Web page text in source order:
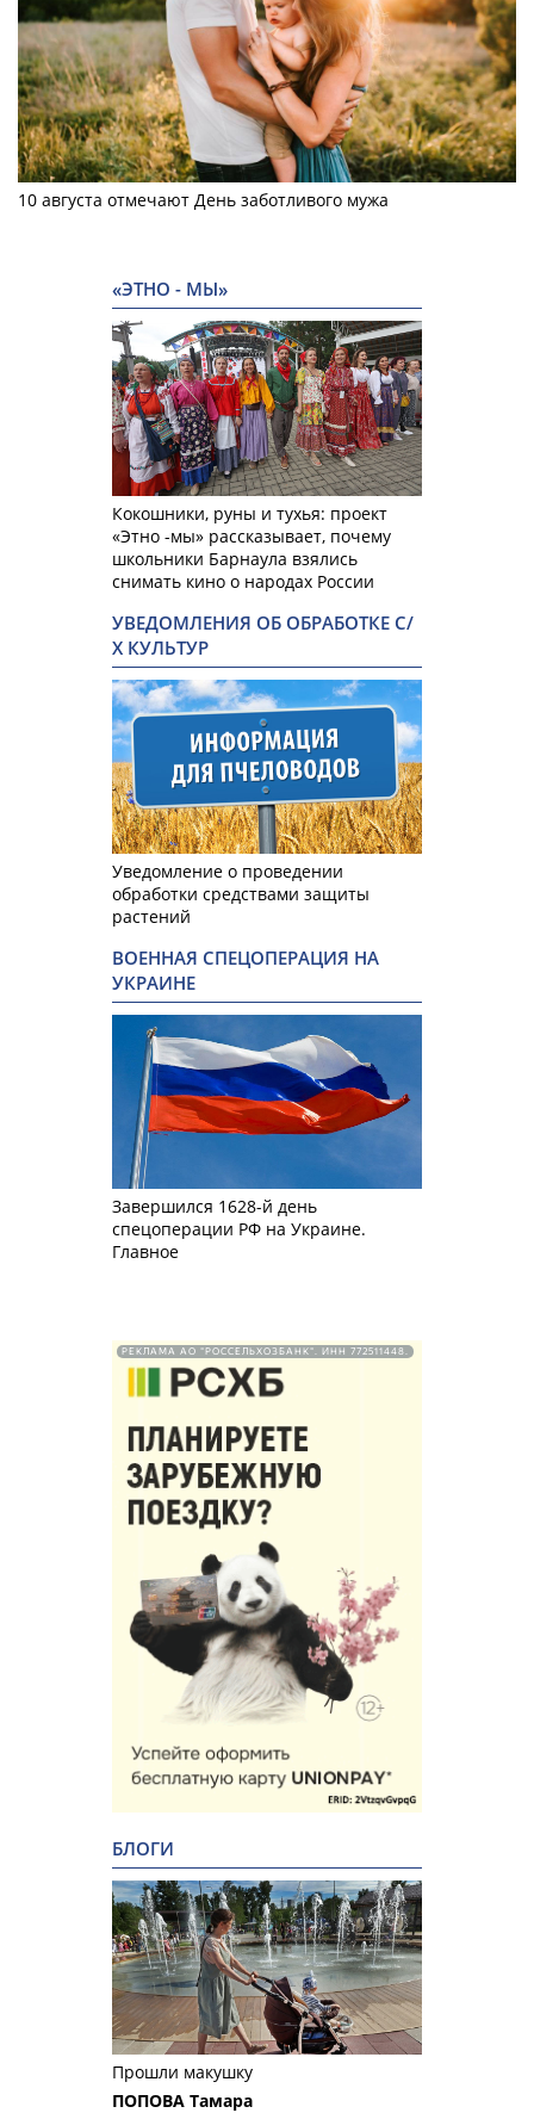
10 августа отмечают День заботливого мужа
«ЭТНО - МЫ»
Кокошники, руны и тухья: проект
«Этно -мы» рассказывает, почему
школьники Барнаула взялись
снимать кино о народах России
УВЕДОМЛЕНИЯ ОБ ОБРАБОТКЕ С/
Х КУЛЬТУР
Уведомление о проведении
обработки средствами защиты
растений
ВОЕННАЯ СПЕЦОПЕРАЦИЯ НА
УКРАИНЕ
Завершился 1628-й день
спецоперации РФ на Украине.
Главное
РЕКЛАМА АО "РОССЕЛЬХОЗБАНК". ИНН 772511448.
БЛОГИ
Прошли макушку
ПОПОВА Тамара